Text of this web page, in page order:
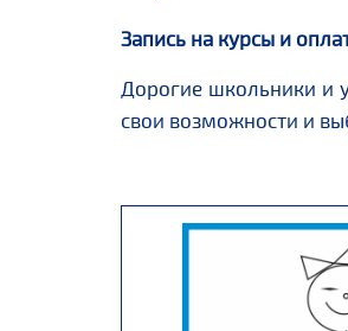
Запись на курсы и
Дорогие школьники и
свои возможности и